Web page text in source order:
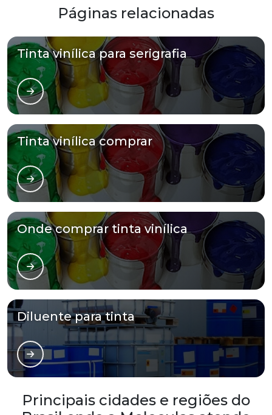
Páginas relacionadas
Tinta vinílica para serigrafia
Tinta vinílica comprar
Onde comprar tinta vinílica
Diluente para tinta
Principais cidades e regiões do